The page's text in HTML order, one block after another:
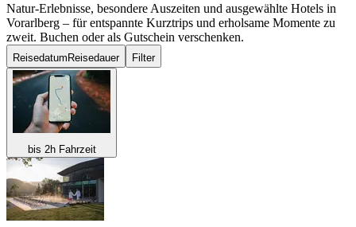
Natur-Erlebnisse, besondere Auszeiten und ausgewählte Hotels in
Vorarlberg – für entspannte Kurztrips und erholsame Momente zu
zweit. Buchen oder als Gutschein verschenken.
Reisedatum Reisedauer Filter
bis 2h Fahrzeit